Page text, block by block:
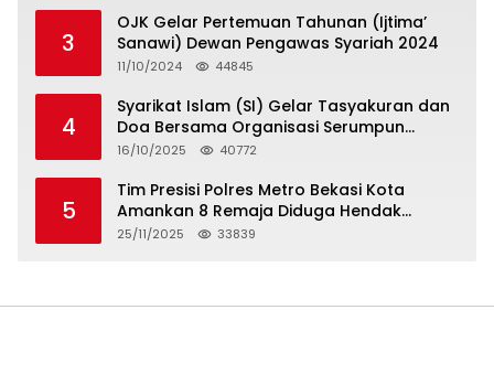
3
OJK Gelar Pertemuan Tahunan (Ijtima’
Sanawi) Dewan Pengawas Syariah 2024
11/10/2024 44845
4
Syarikat Islam (SI) Gelar Tasyakuran dan
Doa Bersama Organisasi Serumpun
Syarikat Islam Doa
16/10/2025 40772
5
Tim Presisi Polres Metro Bekasi Kota
Amankan 8 Remaja Diduga Hendak
Tawuran
25/11/2025 33839